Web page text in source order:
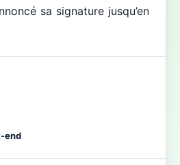
sa signature jusqu’en
end